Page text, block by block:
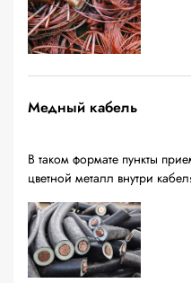
Медный кабель
В таком формате пункты
цветной металл внутри